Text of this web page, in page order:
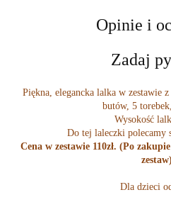
Opinie i
Zadaj
Piękna, elegancka lalka w zestawie
butów, 5
Wysokość
Do tej laleczki polecamy
Cena w zestawie 110zł. (Po
Dla dzieci